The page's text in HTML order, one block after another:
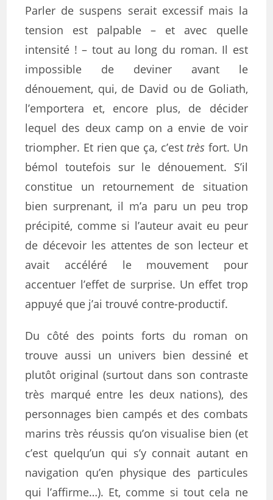
Parler de suspens serait excessif mais la
tension est palpable – et avec quelle
intensité ! – tout au long du roman. Il est
impossible de deviner avant le
dénouement, qui, de David ou de Goliath,
l’emportera et, encore plus, de décider
lequel des deux camp on a envie de voir
triompher. Et rien que ça, c’est très fort. Un
bémol toutefois sur le dénouement. S’il
constitue un retournement de situation
bien surprenant, il m’a paru un peu trop
précipité, comme si l’auteur avait eu peur
de décevoir les attentes de son lecteur et
avait accéléré le mouvement pour
accentuer l’effet de surprise. Un effet trop
appuyé que j’ai trouvé contre-productif.
Du côté des points forts du roman on
trouve aussi un univers bien dessiné et
plutôt original (surtout dans son contraste
très marqué entre les deux nations), des
personnages bien campés et des combats
marins très réussis qu’on visualise bien (et
c’est quelqu’un qui s’y connait autant en
navigation qu’en physique des particules
qui l’affirme…). Et, comme si tout cela ne